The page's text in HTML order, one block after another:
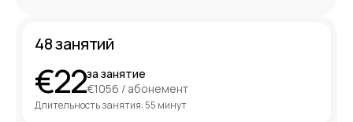
48 занятий
€22за занятие
€1056 / абонемент
Длительность занятия: 55 минут